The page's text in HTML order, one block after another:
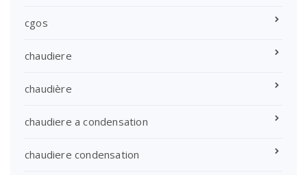
cgos
chaudiere
chaudière
chaudiere a condensation
chaudiere condensation